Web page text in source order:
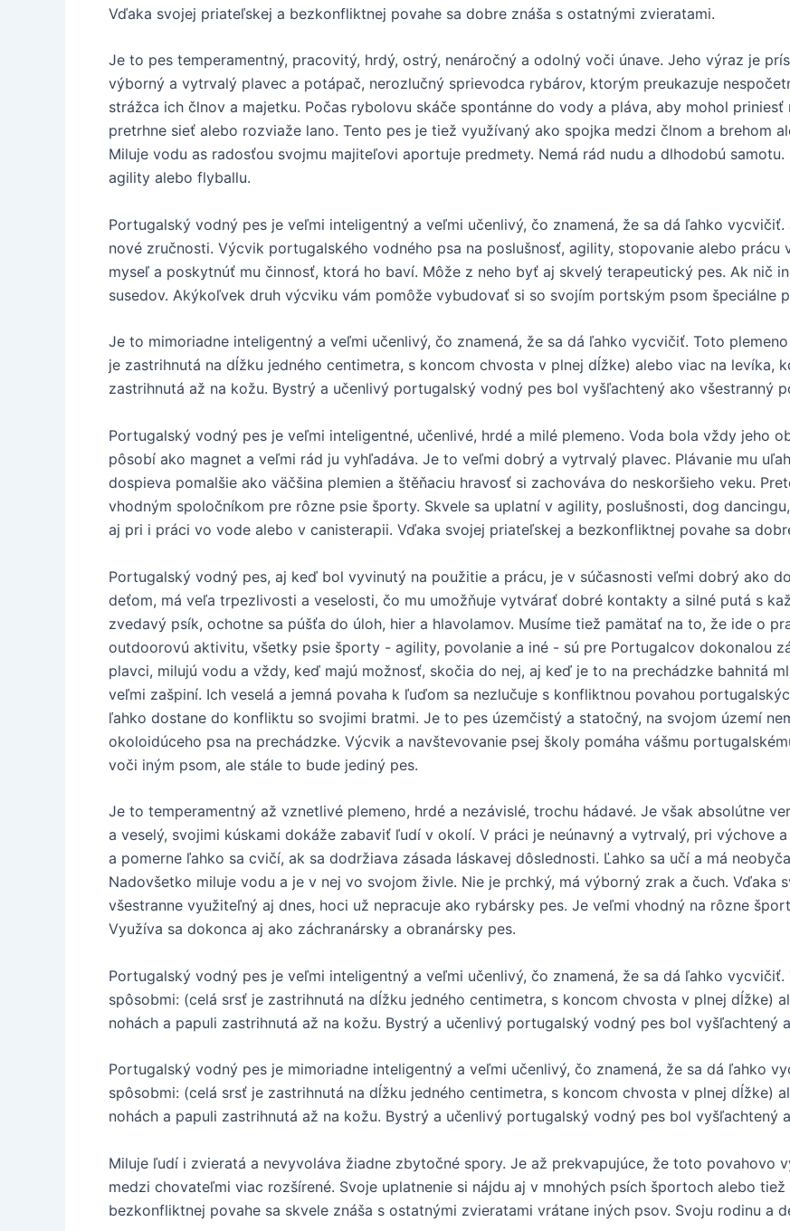
Vďaka svojej priateľskej a bezkonfliktnej povahe sa dobre znáša s ostatnými zvieratami.
Je to pes temperamentný, pracovitý, hrdý, ostrý, nenáročný a odolný voči únave. Jeho výraz je
výborný a vytrvalý plavec a potápač, nerozlučný sprievodca rybárov, ktorým preukazuje
strážca ich člnov a majetku. Počas rybolovu skáče spontánne do vody a pláva, aby mohol
pretrhne sieť alebo rozviaže lano. Tento pes je tiež využívaný ako spojka medzi člnom a brehom
Miluje vodu as radosťou svojmu majiteľovi aportuje predmety. Nemá rád nudu a dlhodobú
agility alebo flyballu.
Portugalský vodný pes je veľmi inteligentný a veľmi učenlivý, čo znamená, že sa dá ľahko
nové zručnosti. Výcvik portugalského vodného psa na poslušnosť, agility, stopovanie alebo
myseľ a poskytnúť mu činnosť, ktorá ho baví. Môže z neho byť aj skvelý terapeutický pes. Ak nič
susedov. Akýkoľvek druh výcviku vám pomôže vybudovať si so svojím portským psom špeciálne
Je to mimoriadne inteligentný a veľmi učenlivý, čo znamená, že sa dá ľahko vycvičiť. Toto
je zastrihnutá na dĺžku jedného centimetra, s koncom chvosta v plnej dĺžke) alebo viac na levíka,
zastrihnutá až na kožu. Bystrý a učenlivý portugalský vodný pes bol vyšľachtený ako všestranný
Portugalský vodný pes je veľmi inteligentné, učenlivé, hrdé a milé plemeno. Voda bola vždy jeho
pôsobí ako magnet a veľmi rád ju vyhľadáva. Je to veľmi dobrý a vytrvalý plavec. Plávanie mu
dospieva pomalšie ako väčšina plemien a štěňaciu hravosť si zachováva do neskoršieho veku.
vhodným spoločníkom pre rôzne psie športy. Skvele sa uplatní v agility, poslušnosti, dog
aj pri i práci vo vode alebo v canisterapii. Vďaka svojej priateľskej a bezkonfliktnej povahe sa
Portugalský vodný pes, aj keď bol vyvinutý na použitie a prácu, je v súčasnosti veľmi dobrý ako
deťom, má veľa trpezlivosti a veselosti, čo mu umožňuje vytvárať dobré kontakty a silné putá s
zvedavý psík, ochotne sa púšťa do úloh, hier a hlavolamov. Musíme tiež pamätať na to, že ide o
outdoorovú aktivitu, všetky psie športy - agility, povolanie a iné - sú pre Portugalcov dokonalou
plavci, milujú vodu a vždy, keď majú možnosť, skočia do nej, aj keď je to na prechádzke bahnitá
veľmi zašpiní. Ich veselá a jemná povaha k ľuďom sa nezlučuje s konfliktnou povahou
ľahko dostane do konfliktu so svojimi bratmi. Je to pes územčistý a statočný, na svojom území
okoloidúceho psa na prechádzke. Výcvik a navštevovanie psej školy pomáha vášmu
voči iným psom, ale stále to bude jediný pes.
Je to temperamentný až vznetlivé plemeno, hrdé a nezávislé, trochu hádavé. Je však absolútne
a veselý, svojimi kúskami dokáže zabaviť ľudí v okolí. V práci je neúnavný a vytrvalý, pri výchove
a pomerne ľahko sa cvičí, ak sa dodržiava zásada láskavej dôslednosti. Ľahko sa učí a má
Nadovšetko miluje vodu a je v nej vo svojom živle. Nie je prchký, má výborný zrak a čuch. Vďaka
všestranne využiteľný aj dnes, hoci už nepracuje ako rybársky pes. Je veľmi vhodný na rôzne
Využíva sa dokonca aj ako záchranársky a obranársky pes.
Portugalský vodný pes je veľmi inteligentný a veľmi učenlivý, čo znamená, že sa dá ľahko
spôsobmi: (celá srsť je zastrihnutá na dĺžku jedného centimetra, s koncom chvosta v plnej dĺžke)
nohách a papuli zastrihnutá až na kožu. Bystrý a učenlivý portugalský vodný pes bol vyšľachtený
Portugalský vodný pes je mimoriadne inteligentný a veľmi učenlivý, čo znamená, že sa dá ľahko
spôsobmi: (celá srsť je zastrihnutá na dĺžku jedného centimetra, s koncom chvosta v plnej dĺžke)
nohách a papuli zastrihnutá až na kožu. Bystrý a učenlivý portugalský vodný pes bol vyšľachtený
Miluje ľudí i zvieratá a nevyvoláva žiadne zbytočné spory. Je až prekvapujúce, že toto povahovo
medzi chovateľmi viac rozšírené. Svoje uplatnenie si nájdu aj v mnohých psích športoch alebo
bezkonfliktnej povahe sa skvele znáša s ostatnými zvieratami vrátane iných psov. Svoju rodinu a